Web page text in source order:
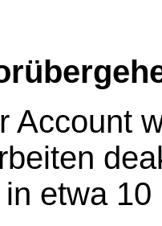
Account
etwa